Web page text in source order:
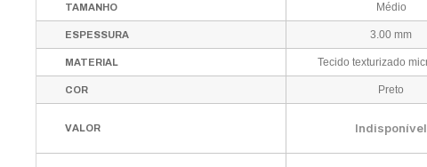
TAMANHO Médio
ESPESSURA 3.00 mm
MATERIAL
COR Preto
VALOR Indisponível